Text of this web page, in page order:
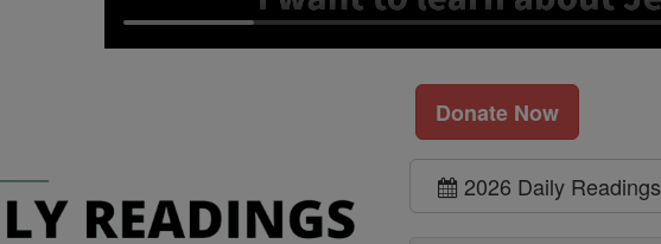
Donate Now
2026 Daily Readings